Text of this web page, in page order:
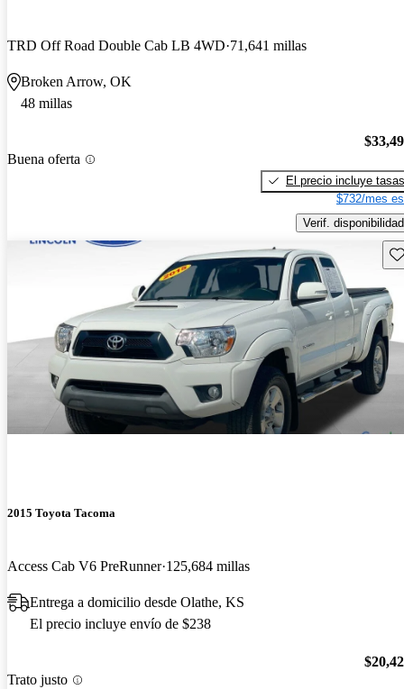
TRD Off Road Double Cab LB 4WD 71,641 millas
Broken Arrow, OK
48 millas
Buena oferta
El precio incluye tasas
$732/mes
Verif. disponibilidad
2015 Toyota Tacoma
Access Cab V6 PreRunner 125,684 millas
Entrega a domicilio desde Olathe, KS
El precio incluye envío de $238
Trato justo